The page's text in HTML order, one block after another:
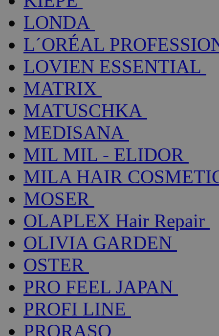
LONDA
L´ORÉAL
LOVIEN ESSENTIAL
MATRIX
MATUSCHKA
MEDISANA
MIL MIL - ELIDOR
MILA HAIR
MOSER
OLAPLEX Hair Repair
OLIVIA GARDEN
OSTER
PRO FEEL JAPAN
PROFI LINE
PRORASO